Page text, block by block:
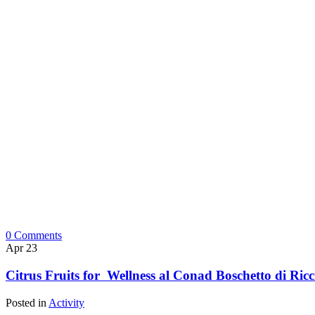
0 Comments
Apr 23
Citrus Fruits for Wellness al Conad Boschetto di
Posted in Activity